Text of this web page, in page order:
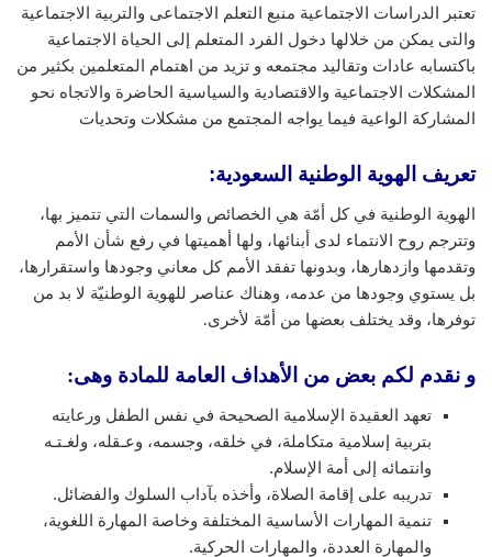
تعتبر الدراسات الاجتماعية منبع التعلم الاجتماعى والتربية الاجتماعية
والتى يمكن من خلالها دخول الفرد المتعلم إلى الحياة الاجتماعية
باكتسابه عادات وتقاليد مجتمعه و تزيد من اهتمام المتعلمين بكثير من
المشكلات الاجتماعية والاقتصادية والسياسية الحاضرة والاتجاه نحو
المشاركة الواعية فيما يواجه المجتمع من مشكلات وتحديات
تعريف الهوية الوطنية السعودية:
الهوية الوطنية في كل أمّة هي الخصائص والسمات التي تتميز بها،
وتترجم روح الانتماء لدى أبنائها، ولها أهميتها في رفع شأن الأمم
وتقدمها وازدهارها، وبدونها تفقد الأمم كل معاني وجودها واستقرارها،
بل يستوي وجودها من عدمه، وهناك عناصر للهوية الوطنيّة لا بد من
توفرها، وقد يختلف بعضها من أمّة لأخرى.
و نقدم لكم بعض من الأهداف العامة للمادة وهى:
تعهد العقيدة الإسلامية الصحيحة في نفس الطفل ورعايته
بتربية إسلامية متكاملة، في خلقه، وجسمه، وعـقله، ولغـتـه
وانتمائه إلى أمة الإسلام.
تدريبه على إقامة الصلاة، وأخذه بآداب السلوك والفضائل.
تنمية المهارات الأساسية المختلفة وخاصة المهارة اللغوية،
والمهارة العددة، والمهارات الحركية.